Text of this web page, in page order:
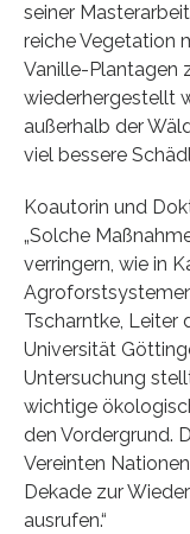
seiner
reiche Vegetation
Vanille-Plantagen
wiederhergestellt
außerhalb der
viel bessere
Koautorin und
„Solche
verringern, wie in
Tscharntke, Leiter
Universität
Untersuchung
wichtige
den Vordergrund.
Vereinten
Dekade zur
ausrufen.“